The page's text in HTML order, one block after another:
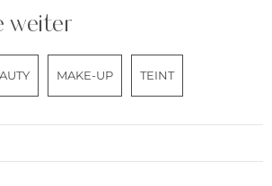
weiter
MAKE-UP TEINT